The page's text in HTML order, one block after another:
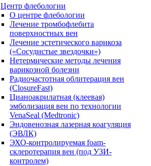
Центр флебологии
О центре флебологии
Лечение тромбофлебита
поверхностных вен
Лечение эстетического варикоза
(«Сосудистые звездочки»)
Нетермические методы лечения
варикозной болезни
Радиочастотная облитерация вен
(ClosureFast)
Цианоакрилатная (клеевая)
эмболизация вен по технологии
VenaSeal (Medtronic)
Эндовенозная лазерная коагуляция
(ЭВЛК)
ЭХО-контролируемая foam-
склеротерапия вен (под УЗИ-
контролем)